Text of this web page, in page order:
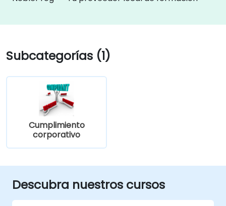
Subcategorías (1)
Cumplimiento
corporativo
Descubra nuestros cursos